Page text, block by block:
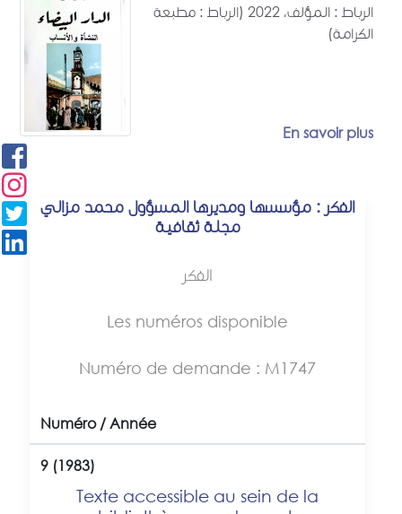
الرباط : المؤلف، 2022 (الرباط : مطبعة
الكرامة)
En savoir plus
الفكر : مؤسسها ومديرها المسؤول محمد مزالي
مجلة ثقافية
الفكر
Les numéros disponible
Numéro de demande : M1747
Numéro / Année
9 (1983)
Texte accessible au sein de la